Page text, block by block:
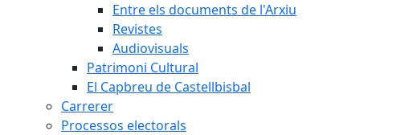
Entre els documents de l'Arxiu
Revistes
Audiovisuals
Patrimoni Cultural
El Capbreu de Castellbisbal
Carrerer
Processos electorals